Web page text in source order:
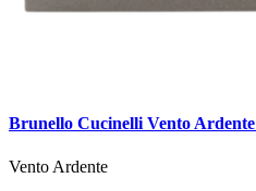
Brunello Cucinelli Vento
Vento Ardente